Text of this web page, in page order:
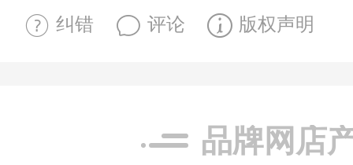
纠错 评论 版权声明
品牌网店